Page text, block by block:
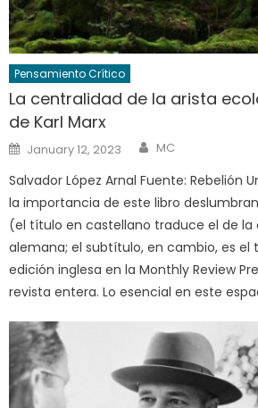
Pensamiento Crítico
La centralidad de la arista
de Karl Marx
Posted
on
January 12, 2023 Author
MC
Salvador López Arnal Fuente: Rebelión
la importancia de este libro
(el título en castellano traduce el de la
alemana; el subtítulo, en cambio, es el
edición inglesa en la Monthly Review
revista entera. Lo esencial en este